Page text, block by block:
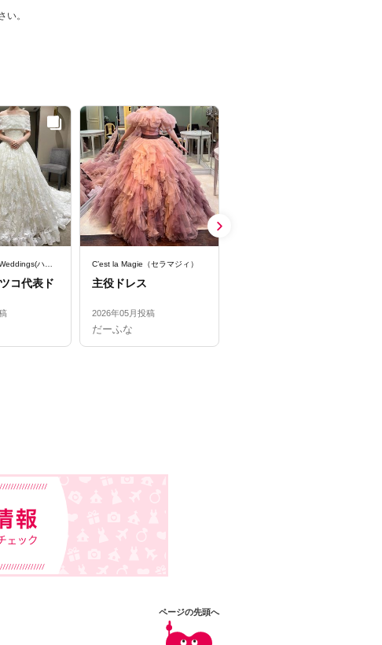
。
コ代表ド
C’est la Magie（セラマジィ）
主役ドレス
2026年05月投稿
だーふな
ページの先頭へ